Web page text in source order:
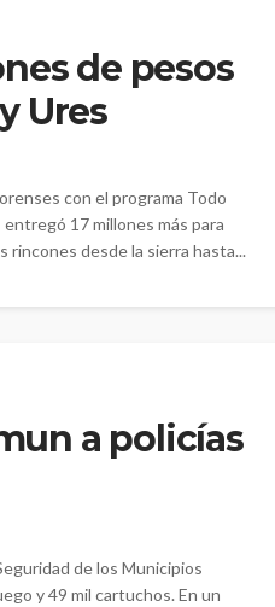
de pesos
Ures
con el programa Todo
17 millones más para
rincones desde la sierra hasta...
a policías
de los Municipios
y 49 mil cartuchos. En un